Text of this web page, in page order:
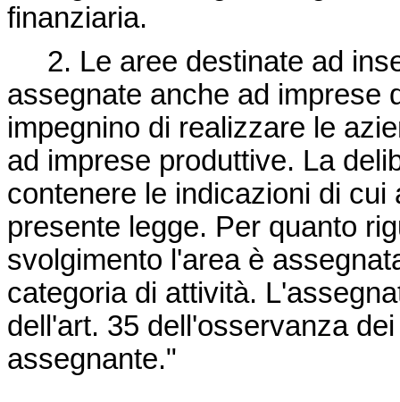
finanziaria.
2. Le aree destinate ad
assegnate anche ad imprese
impegnino di realizzare le
ad imprese produttive. La
contenere le indicazioni di
presente legge. Per quanto
svolgimento l'area è
categoria di attività.
dell'art. 35 dell'osservanza
assegnante."